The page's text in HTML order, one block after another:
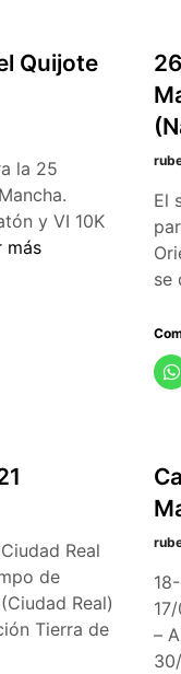
Quijote
la 25
y VI 10K
2021
más
El
se
Real
de
Real)
Tierra de
–